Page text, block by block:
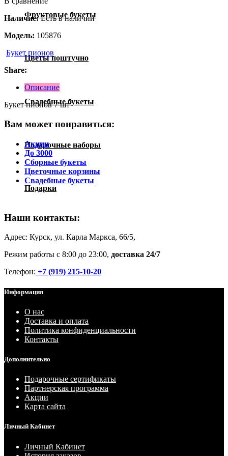
Фруктовые букеты
Цветы поштучно
Свадебные букеты
Подарочные наборы
Подарки
Наличие:Есть в наличии
Модель: 105876
Букет пионов
Share:
Описание
Букет пионов 7 шт
Вам может понравиться:
Акции
До 3000
Сборные букеты
Цветочные корзины
Свадебные букеты
Наши контакты:
Адрес: Курск, ул. Карла Маркса, 66/5,
Режим работы с 8:00 до 23:00, доставка 24/7
Телефон: +7 (919) 215-10-20
Информация
О нас
Доставка и оплата
Политика конфиденциальности
Контакты
Дополнительно
Подарочные сертификаты
Партнерская программа
Акции
Карта сайта
Личный Кабинет
Личный Кабинет